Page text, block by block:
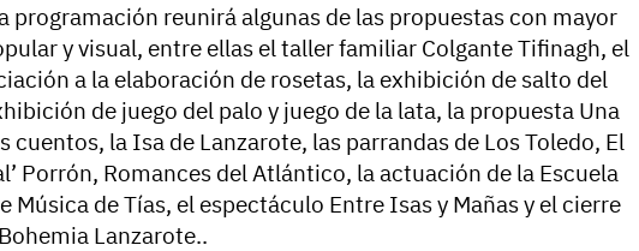
programación reunirá algunas de las propuestas con mayor
y visual, entre ellas el taller familiar Colgante Tifinagh, el
a la elaboración de rosetas, la exhibición de salto del
de juego del palo y juego de la lata, la propuesta Una
cuentos, la Isa de Lanzarote, las parrandas de Los Toledo, El
Porrón, Romances del Atlántico, la actuación de la Escuela
Música de Tías, el espectáculo Entre Isas y Mañas y el cierre
Lanzarote..